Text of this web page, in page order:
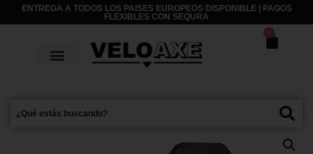
ENTREGA A TODOS LOS PAISES EUROPEOS DISPONIBLE | PAGOS
FLEXIBLES CON SEQURA
0